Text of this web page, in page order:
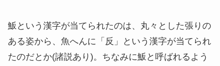
魬という漢字が当てられたのは、丸々とした張りの
ある姿から、魚へんに「反」という漢字が当てられ
たのだとか(諸説あり)。ちなみに魬と呼ばれるよう